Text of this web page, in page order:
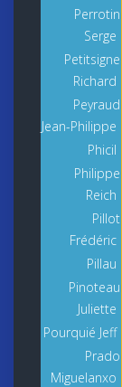
Perrotin
Serge
Petitsigne
Richard
Peyraud
Jean-Philippe
Phicil
Philippe
Reich
Pillot
Frédéric
Pillau
Pinoteau
Juliette
Pourquié Jeff
Prado
Miguelanxo